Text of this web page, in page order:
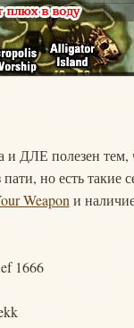
ДЛЕ полезен
но есть такие
Weapon и
1666